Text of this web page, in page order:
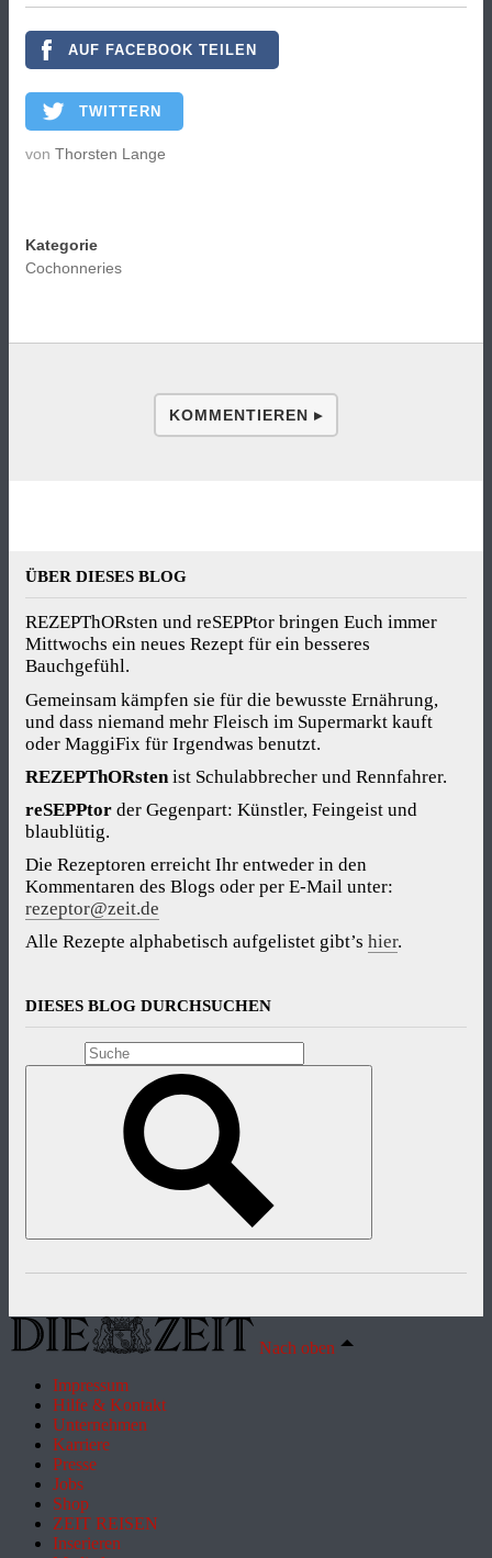
AUF FACEBOOK TEILEN
TWITTERN
von Thorsten Lange
Kategorie
Cochonneries
KOMMENTIEREN ▸
ÜBER DIESES BLOG
REZEPThORsten und reSEPPtor bringen Euch immer
Mittwochs ein neues Rezept für ein besseres
Bauchgefühl.
Gemeinsam kämpfen sie für die bewusste Ernährung,
und dass niemand mehr Fleisch im Supermarkt kauft
oder MaggiFix für Irgendwas benutzt.
REZEPThORsten ist Schulabbrecher und Rennfahrer.
reSEPPtor der Gegenpart: Künstler, Feingeist und
blaublütig.
Die Rezeptoren erreicht Ihr entweder in den
Kommentaren des Blogs oder per E-Mail unter:
rezeptor@zeit.de
Alle Rezepte alphabetisch aufgelistet gibt’s hier.
DIESES BLOG DURCHSUCHEN
Nach oben
Impressum
Hilfe & Kontakt
Unternehmen
Karriere
Presse
Jobs
Shop
ZEIT REISEN
Inserieren